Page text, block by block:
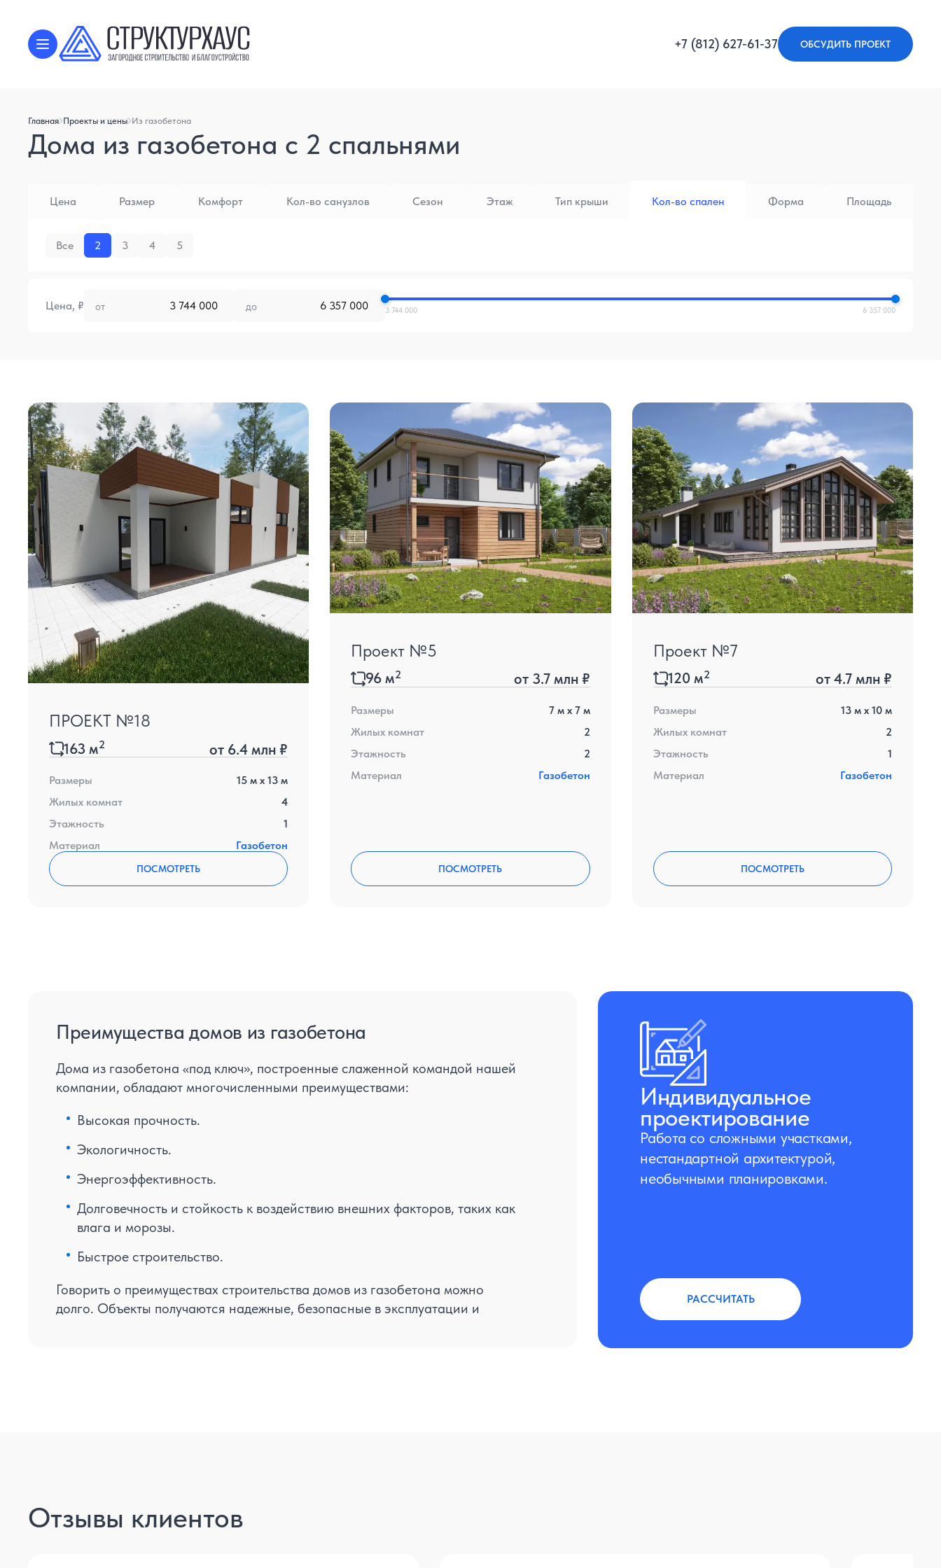
+7 (812) 627-61-37 ОБСУДИТЬ ПРОЕКТ
Главная Проекты и цены Из газобетона
Дома из газобетона с 2 спальнями
Цена Размер Комфорт Кол-во санузлов Сезон Этаж Тип крыши Кол-во спален Форма Площадь
Все 2 3 4 5
Цена, ₽ от до 3 744 000 6 357 000
ПРОЕКТ №18
163 м2 от 6.4 млн ₽
Размеры 15 м x13 м
Жилых комнат
4
Этажность
1
Материал
Газобетон
ПОСМОТРЕТЬ
Проект №5
96 м2 от 3.7 млн ₽
Размеры 7м x 7м
Жилых комнат
2
Этажность
2
Материал
Газобетон
ПОСМОТРЕТЬ
Проект №7
120м2 от 4.7 млн ₽
Размеры 13м x 10м
Жилых комнат
2
Этажность
1
Материал
Газобетон
ПОСМОТРЕТЬ
Преимущества домов из газобетона
Дома из газобетона «под ключ», построенные слаженной командой нашей
компании, обладают многочисленными преимуществами:
Высокая прочность.
Экологичность.
Энергоэффективность.
Долговечность и стойкость к воздействию внешних факторов, таких как
влага и морозы.
Быстрое строительство.
Говорить о преимуществах строительства домов из газобетона можно
долго. Объекты получаются надежные, безопасные в эксплуатации и
Индивидуальное
проектирование
Работа со сложными участками,
нестандартной архитектурой,
необычными планировками.
РАССЧИТАТЬ
Отзывы клиентов